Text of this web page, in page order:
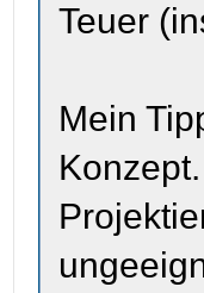
Teuer
Mein